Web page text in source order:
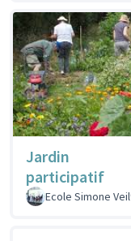
Jardin
participatif
Ecole Simone Veil